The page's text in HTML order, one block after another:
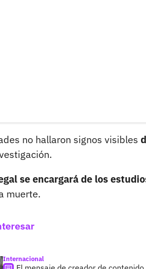
no hallaron signos visibles
se encargará de los
muerte.
Internacional